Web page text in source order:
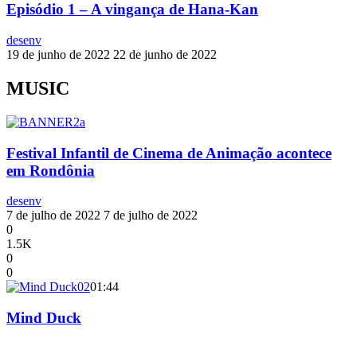
Episódio 1 – A vingança de Hana-Kan
desenv
19 de junho de 2022 22 de junho de 2022
MUSIC
Festival Infantil de Cinema de Animação acontece
em Rondônia
desenv
7 de julho de 2022 7 de julho de 2022
0
1.5K
0
0
01:44
Mind Duck